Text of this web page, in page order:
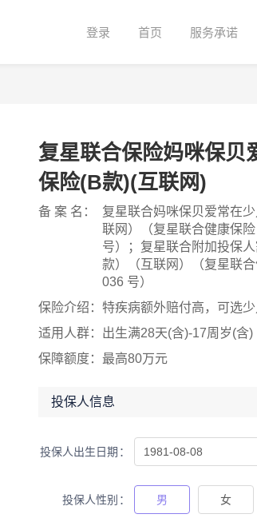
登录 首页 服务承诺
复星联合保险妈咪保贝
保险(B款)(互联网)
备 案 名：
复星联合妈咪保贝爱常在
联网）（复星联合健康保
号）；复星联合附加投保
款）（互联网）（复星联
036 号）
保险介绍： 特疾病额外赔付高，可选
适用人群： 出生满28天(含)-17周岁(含)
保障额度： 最高80万元
投保人信息
投保人出生日期
投保人性别 男 女